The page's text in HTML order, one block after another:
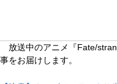
放送中のアニメ『Fate/
事をお届けします。